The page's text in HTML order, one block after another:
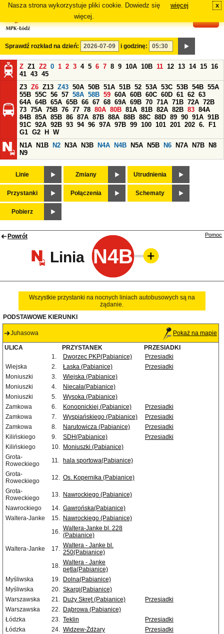
Nasza strona wykorzystuje pliki cookie. Dowiedz się
więcej.
więcej x
Sprawdź rozkład na dzień: i godzinę:
Z Z1 Z2 0 1 2 3 4 5 6 7 8 9 10A 10B 11 12 13 14 15 16
41 43 45
Z3 Z6 Z13 Z43 50A 50B 51A 51B 52 53A 53C 53B 54B 55A
55B 55C 56 57 58A 58B 59 60A 60B 60C 60D 61 62 63
64A 64B 65A 65B 66 67 68 69A 69B 70 71A 71B 72A 72B
73 75A 75B 76 77 78 80A 80B 81A 81B 82A 82B 83 84A
84B 85A 85B 86 87A 87B 88A 88B 88C 88D 89 90 91A 91B
91C 92A 92B 93 94 96 97A 97B 99 100 101 201 202 6.
F1
G1 G2 H
W
N1A
N1B N2 N3A N3B N4A N4B N5A N5B N6 N7A N7B
N8
N9
Linie Zmiany Utrudnienia
Przystanki Połączenia Schematy
Pobierz
Powrót
Linia N4B
Pomoc
Wszystkie przystanki na nocnych liniach autobusowych są na
żądanie.
PODSTAWOWE KIERUNKI
Juhasowa Pokaż na mapie
ULICA PRZYSTANEK
PRZESIADKI
1.
Dworzec PKP(Pabianice)
Przesiadki
Wiejska
2. Łaska (Pabianice)
Przesiadki
Moniuszki
3.
Wiejska (Pabianice)
Moniuszki
4.
Niecała(Pabianice)
Moniuszki
5.
Wysoka (Pabianice)
Zamkowa
6. Konopnickiej (Pabianice)
Przesiadki
Zamkowa
7. Wyspiańskiego (Pabianice)
Przesiadki
Zamkowa
8. Narutowicza (Pabianice)
Przesiadki
Kilińskiego
9. SDH(Pabianice)
Przesiadki
Kilińskiego
10. Moniuszki (Pabianice)
Grota-
Roweckiego
11. hala sportowa(Pabianice)
Grota-
Roweckiego
12. Os. Kopernika (Pabianice)
Grota-
Roweckiego
13. Nawrockiego (Pabianice)
Nawrockiego
14. Gawrońska(Pabianice)
Waltera-Janke
15. Nawrockiego (Pabianice)
16. Waltera-Janke bl. 228
(Pabianice)
Waltera-Janke
17. Waltera - Janke bl.
250(Pabianice)
18. Waltera - Janke
pętla(Pabianice)
Myśliwska
19. Dolna(Pabianice)
Myśliwska
20. Skargi(Pabianice)
Warszawska
21. Duży Skręt (Pabianice)
Przesiadki
Warszawska
22. Dąbrowa (Pabianice)
Łódzka
23. Teklin
Przesiadki
Łódzka
24. Widzew-Żdżary
Przesiadki